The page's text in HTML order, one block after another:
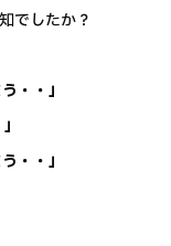
でしたか？
・・」
・・」